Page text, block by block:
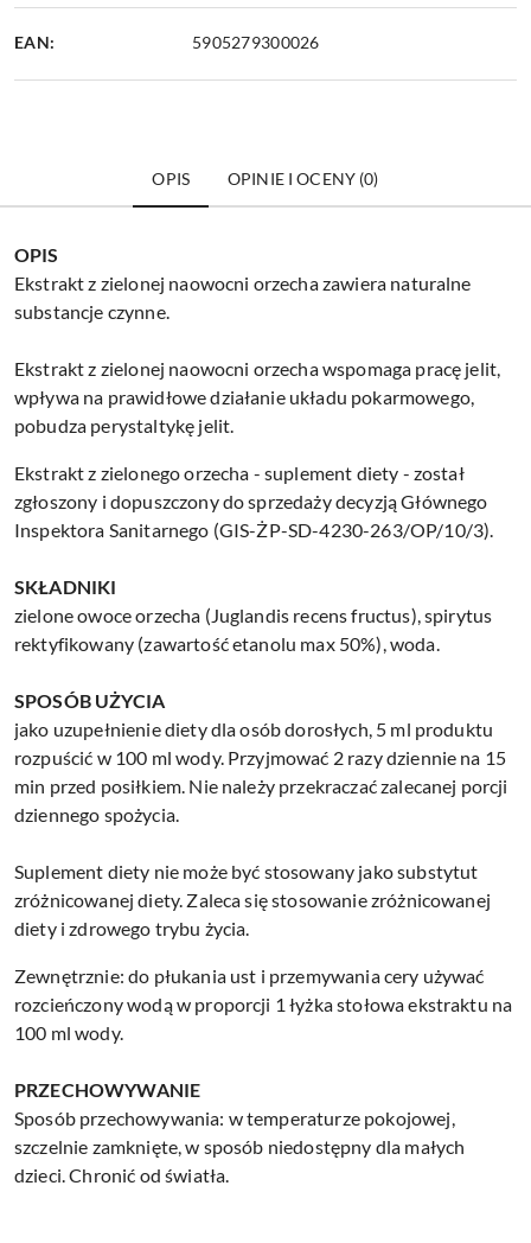
EAN: 5905279300026
OPIS OPINIE I OCENY (0)
OPIS
Ekstrakt z zielonej naowocni orzecha zawiera naturalne
substancje czynne.
Ekstrakt z zielonej naowocni orzecha wspomaga pracę jelit,
wpływa na prawidłowe działanie układu pokarmowego,
pobudza perystaltykę jelit.
Ekstrakt z zielonego orzecha - suplement diety - został
zgłoszony i dopuszczony do sprzedaży decyzją Głównego
Inspektora Sanitarnego (GIS-ŻP-SD-4230-263/OP/10/3).
SKŁADNIKI
zielone owoce orzecha (Juglandis recens fructus), spirytus
rektyfikowany (zawartość etanolu max 50%), woda.
SPOSÓB UŻYCIA
jako uzupełnienie diety dla osób dorosłych, 5 ml produktu
rozpuścić w 100 ml wody. Przyjmować 2 razy dziennie na 15
min przed posiłkiem. Nie należy przekraczać zalecanej porcji
dziennego spożycia.
Suplement diety nie może być stosowany jako substytut
zróżnicowanej diety. Zaleca się stosowanie zróżnicowanej
diety i zdrowego trybu życia.
Zewnętrznie: do płukania ust i przemywania cery używać
rozcieńczony wodą w proporcji 1 łyżka stołowa ekstraktu na
100 ml wody.
PRZECHOWYWANIE
Sposób przechowywania: w temperaturze pokojowej,
szczelnie zamknięte, w sposób niedostępny dla małych
dzieci. Chronić od światła.